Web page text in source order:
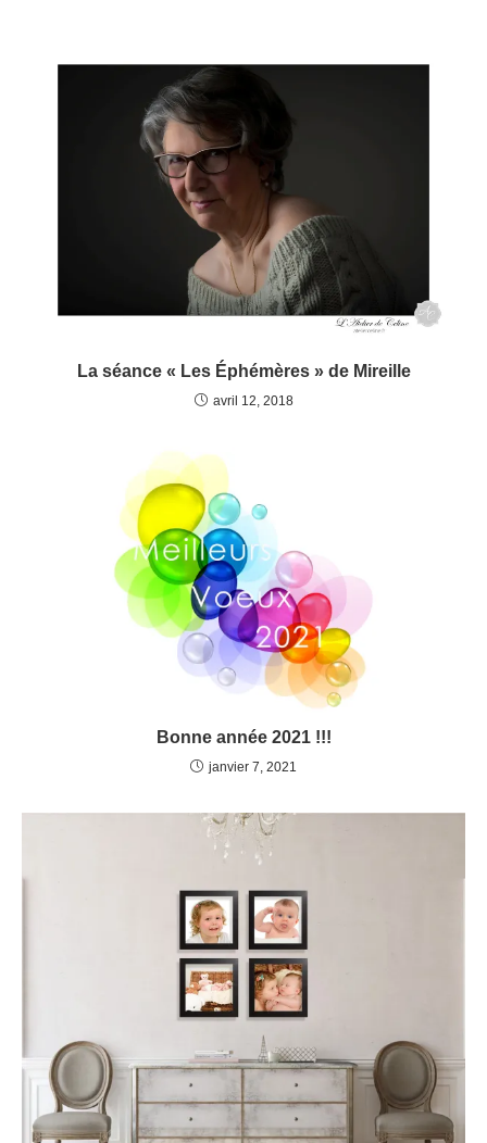
La séance « Les Éphémères » de Mireille
avril 12, 2018
Bonne année 2021 !!!
janvier 7, 2021